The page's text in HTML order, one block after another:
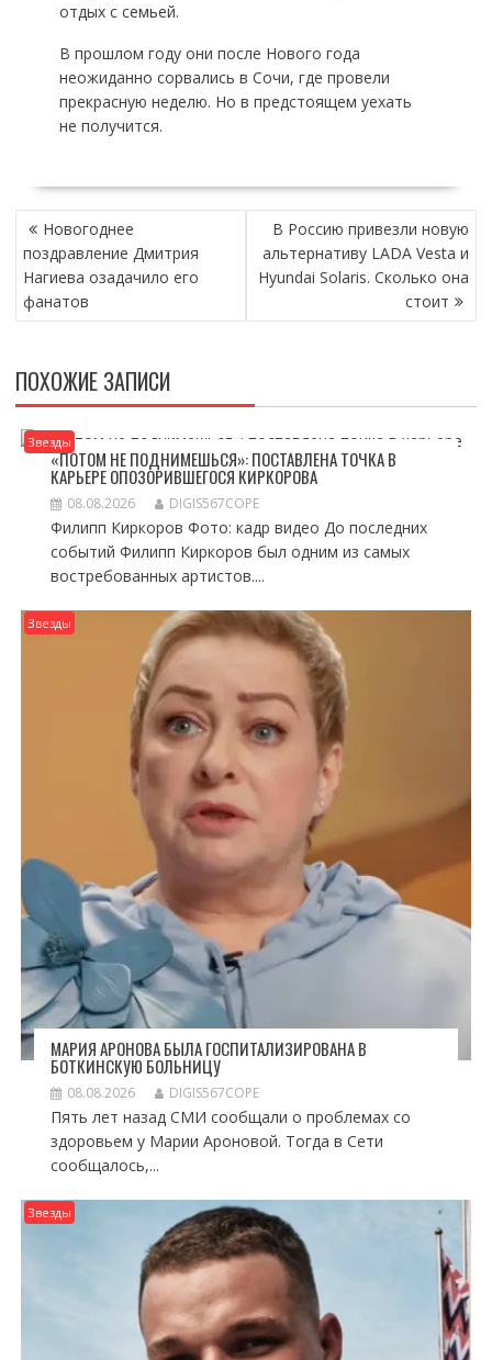
отдых с семьей.
В прошлом году они после Нового года
неожиданно сорвались в Сочи, где провели
прекрасную неделю. Но в предстоящем уехать
не получится.
НАВИГАЦИЯ
ПО
ЗАПИСЯМ
Новогоднее
поздравление Дмитрия
Нагиева озадачило его
фанатов
В Россию привезли новую
альтернативу LADA Vesta и
Hyundai Solaris. Сколько она
стоит
ПОХОЖИЕ ЗАПИСИ
Звезды
«ПОТОМ НЕ ПОДНИМЕШЬСЯ»: ПОСТАВЛЕНА ТОЧКА В
КАРЬЕРЕ ОПОЗОРИВШЕГОСЯ КИРКОРОВА
08.08.2026 DIGIS567COPE
Филипп Киркоров Фото: кадр видео До последних
событий Филипп Киркоров был одним из самых
востребованных артистов....
Звезды
МАРИЯ АРОНОВА БЫЛА ГОСПИТАЛИЗИРОВАНА В
БОТКИНСКУЮ БОЛЬНИЦУ
08.08.2026 DIGIS567COPE
Пять лет назад СМИ сообщали о проблемах со
здоровьем у Марии Ароновой. Тогда в Сети
сообщалось,...
Звезды